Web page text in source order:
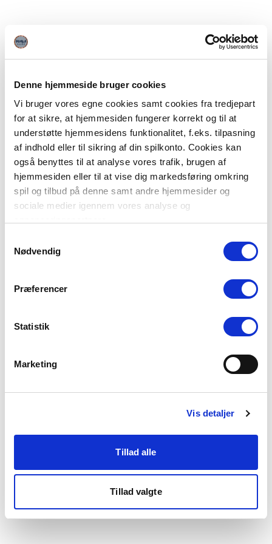
Denne hjemmeside bruger cookies
Vi bruger vores egne cookies samt cookies fra tredjepart
for at sikre, at hjemmesiden fungerer korrekt og til at
understøtte hjemmesidens funktionalitet, f.eks. tilpasning
af indhold eller til sikring af din spilkonto. Cookies kan
også benyttes til at analyse vores trafik, brugen af
hjemmesiden eller til at vise dig markedsføring omkring
spil og tilbud på denne samt andre hjemmesider og
sociale medier igennem vores analyse og
Du kan læse mere om vores brug af cookies under
"Detaljer" eller ved at klikke videre til vores Cookiepolitik,
Nødvendig
Præferencer
Statistik
Marketing
Vis detaljer
Tillad alle
Tillad valgte